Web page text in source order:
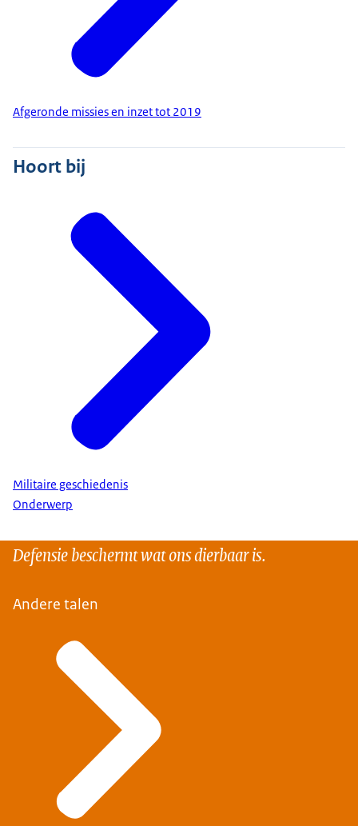
Afgeronde missies en inzet tot 2019
Hoort bij
Militaire geschiedenis
Onderwerp
Defensie beschermt wat ons dierbaar is.
Andere talen